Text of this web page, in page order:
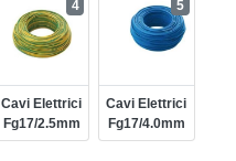
Cavi Elettrici
Fg17/2.5mm
4
Cavi Elettrici
Fg17/4.0mm
5